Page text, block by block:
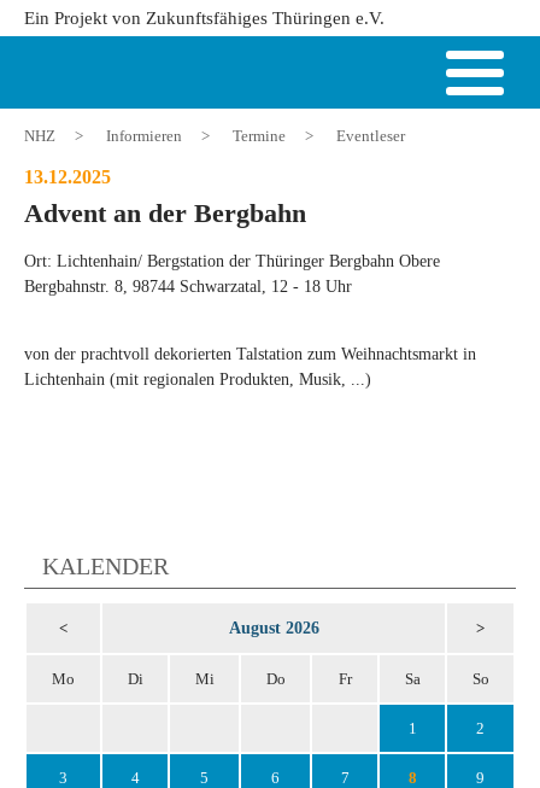
Ein Projekt von Zukunftsfähiges Thüringen e.V.
NHZ > Informieren > Termine > Eventleser
13.12.2025
Advent an der Bergbahn
Ort: Lichtenhain/ Bergstation der Thüringer Bergbahn Obere
Bergbahnstr. 8, 98744 Schwarzatal, 12 - 18 Uhr
von der prachtvoll dekorierten Talstation zum Weihnachtsmarkt in
Lichtenhain (mit regionalen Produkten, Musik, ...)
KALENDER
< August 2026 >
Mo Di Mi Do Fr Sa So
1 2
3 4 5 6 7 8 9